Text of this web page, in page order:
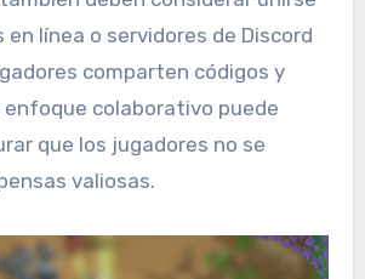
en línea o servidores de Discord
comparten códigos y
enfoque colaborativo puede
que los jugadores no se
valiosas.